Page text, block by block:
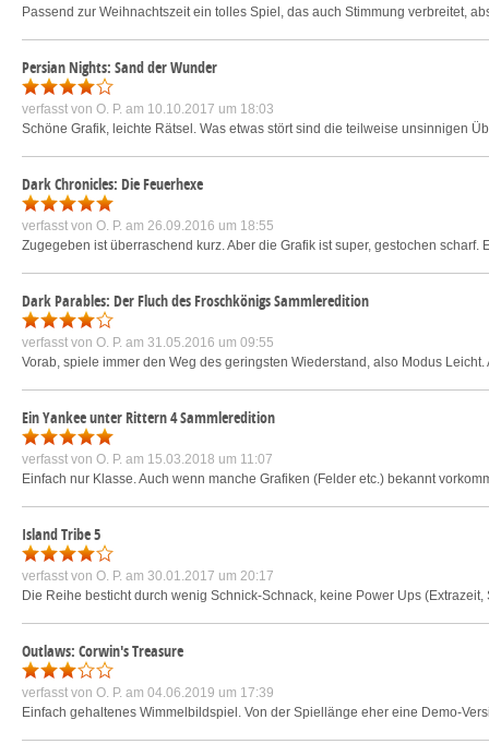
Passend zur Weihnachtszeit ein tolles Spiel, das auch Stimmung verbreitet,
Persian Nights: Sand der Wunder
verfasst von O. P. am 10.10.2017 um 18:03
Schöne Grafik, leichte Rätsel. Was etwas stört sind die teilweise unsinnigen
Dark Chronicles: Die Feuerhexe
verfasst von O. P. am 26.09.2016 um 18:55
Zugegeben ist überraschend kurz. Aber die Grafik ist super, gestochen
Dark Parables: Der Fluch des Froschkönigs Sammleredition
verfasst von O. P. am 31.05.2016 um 09:55
Vorab, spiele immer den Weg des geringsten Wiederstand, also Modus
Ein Yankee unter Rittern 4 Sammleredition
verfasst von O. P. am 15.03.2018 um 11:07
Einfach nur Klasse. Auch wenn manche Grafiken (Felder etc.) bekannt
Island Tribe 5
verfasst von O. P. am 30.01.2017 um 20:17
Die Reihe besticht durch wenig Schnick-Schnack, keine Power Ups
Outlaws: Corwin's Treasure
verfasst von O. P. am 04.06.2019 um 17:39
Einfach gehaltenes Wimmelbildspiel. Von der Spiellänge eher eine Demo-